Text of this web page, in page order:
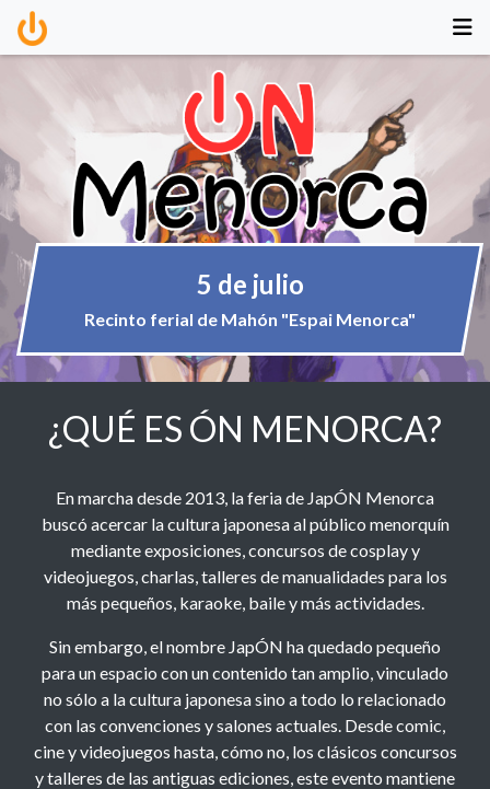
5 de julio
Recinto ferial de Mahón "Espai Menorca"
¿QUÉ ES ÓN MENORCA?
En marcha desde 2013, la feria de JapÓN Menorca
buscó acercar la cultura japonesa al público menorquín
mediante exposiciones, concursos de cosplay y
videojuegos, charlas, talleres de manualidades para los
más pequeños, karaoke, baile y más actividades.
Sin embargo, el nombre JapÓN ha quedado pequeño
para un espacio con un contenido tan amplio, vinculado
no sólo a la cultura japonesa sino a todo lo relacionado
con las convenciones y salones actuales. Desde comic,
cine y videojuegos hasta, cómo no, los clásicos concursos
y talleres de las antiguas ediciones, este evento mantiene